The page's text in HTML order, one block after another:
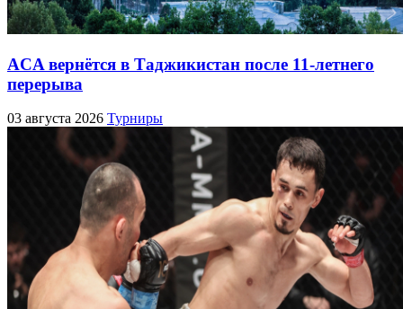
ACA вернётся в Таджикистан после 11-летнего
перерыва
03 августа 2026 Турниры